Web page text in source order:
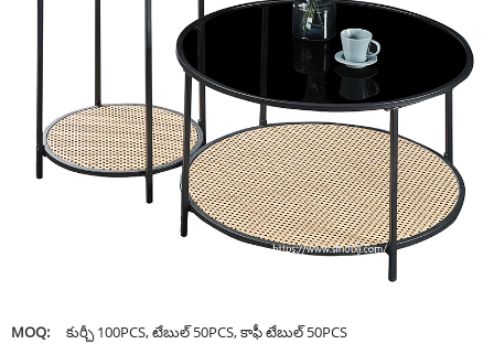
MOQ:
కుర్చీ 100PCS, టేబుల్ 50PCS, కాఫీ టేబుల్ 50PCS